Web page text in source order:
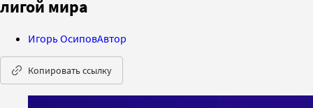
лигой мира
Игорь ОсиповАвтор
Копировать ссылку